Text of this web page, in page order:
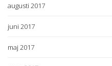
augusti 2017
juni 2017
maj 2017